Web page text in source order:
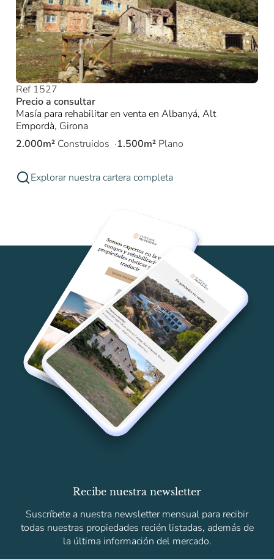
Ref 1527
Precio a consultar
Masía para rehabilitar en venta en Albanyá, Alt
Empordà, Girona
2.000m² Construidos 1.500m² Plano
Explorar nuestra cartera completa
Recibe nuestra newsletter
Suscríbete a nuestra newsletter mensual para recibir
todas nuestras propiedades recién listadas, además de
la última información del mercado.